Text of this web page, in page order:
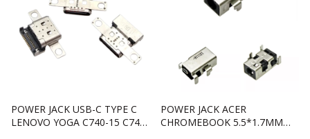
POWER JACK USB-C TYPE C
LENOVO YOGA C740-15 C740-
POWER JACK ACER
CHROMEBOOK 5.5*1.7MM